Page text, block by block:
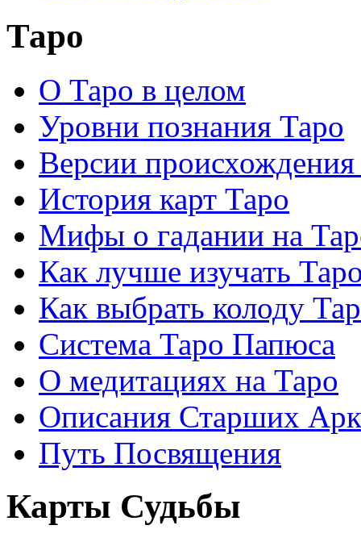
Таро
О Таро в целом
Уровни познания Таро
Версии
История карт Таро
Мифы о гадании на
Как лучше изучать
Как выбрать колоду
Система Таро Папюса
О медитациях на Таро
Описания Старших
Путь Посвящения
Карты Судьбы